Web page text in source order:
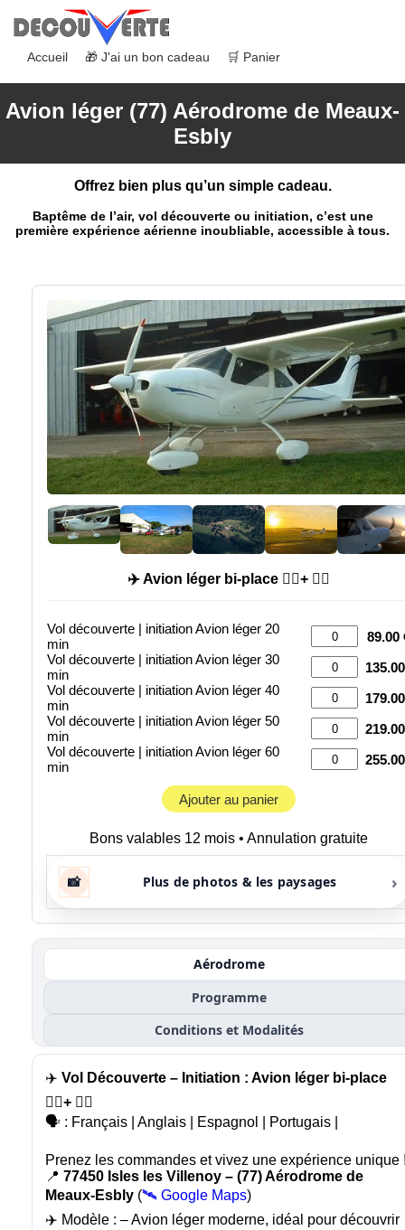
Accueil 🎁 J'ai un bon cadeau 🛒 Panier
Avion léger (77) Aérodrome de Meaux-
Esbly
Offrez bien plus qu’un simple cadeau.
Baptême de l’air, vol découverte ou initiation, c’est une
première expérience aérienne inoubliable, accessible à tous.
✈️ Avion léger bi-place 🙍‍♂️+ 🧑‍✈️
Vol découverte | initiation Avion léger 20
min
89.00
Vol découverte | initiation Avion léger 30
min
Vol découverte | initiation Avion léger 40
min
Vol découverte | initiation Avion léger 50
min
Vol découverte | initiation Avion léger 60
min
Ajouter au panier
Bons valables 12 mois • Annulation gratuite
📸 Plus de photos & les paysages ›
Aérodrome
Programme
Conditions et Modalités
✈️ Vol Découverte – Initiation : Avion léger bi-place
🙍‍♂️+ 🧑‍✈️
🗣️ : Français | Anglais | Espagnol | Portugais |
Prenez les commandes et vivez une expérience unique
📍 77450 Isles les Villenoy – (77) Aérodrome de
Meaux-Esbly (🛰️ Google Maps)
✈️ Modèle : – Avion léger moderne, idéal pour découvrir